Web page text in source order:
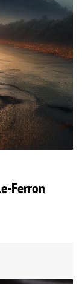
Ferron